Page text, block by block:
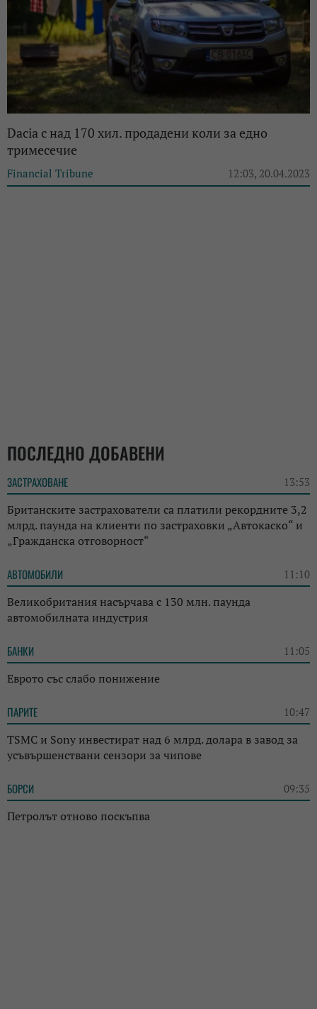
Dacia с над 170 хил. продадени коли за едно
тримесечие
Financial Tribune 12:03, 20.04.2023
ПОСЛЕДНО ДОБАВЕНИ
ЗАСТРАХОВАНЕ 13:53
Британските застрахователи са платили рекордните 3,2
млрд. паунда на клиенти по застраховки „Автокаско“ и
„Гражданска отговорност“
АВТОМОБИЛИ 11:10
Великобритания насърчава с 130 млн. паунда
автомобилната индустрия
БАНКИ 11:05
Еврото със слабо понижение
ПАРИТЕ 10:47
TSMC и Sony инвестират над 6 млрд. долара в завод за
усъвършенствани сензори за чипове
БОРСИ 09:35
Петролът отново поскъпва